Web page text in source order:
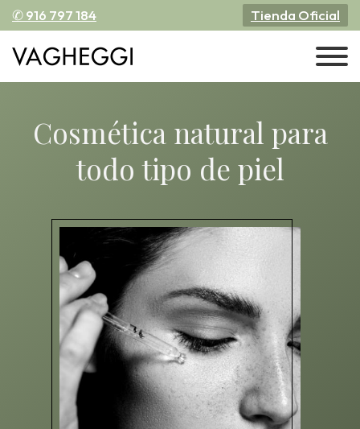
✆ 916 797 184 Tienda Oficial
Cosmética natural para
todo tipo de piel